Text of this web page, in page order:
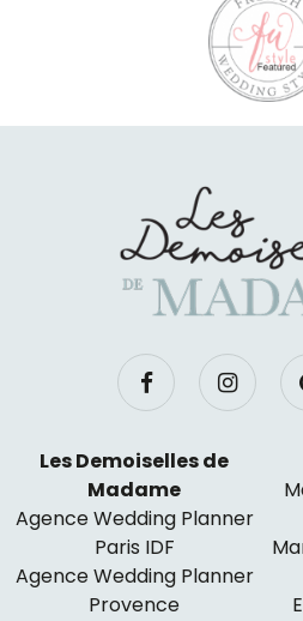
Les Demoiselles de
Madame
Agence Wedding Planner
Paris IDF
Agence Wedding Planner
Provence